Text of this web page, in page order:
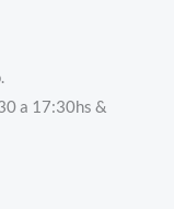
a 17:30hs &